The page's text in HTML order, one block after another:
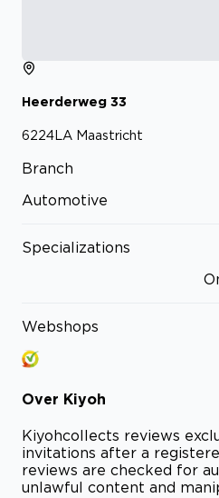
Heerderweg 33
6224LA Maastricht
Branch
Automotive
Specializations
Webshops
Over Kiyoh
Kiyohcollects reviews
invitations after a
reviews are checked for
unlawful content and